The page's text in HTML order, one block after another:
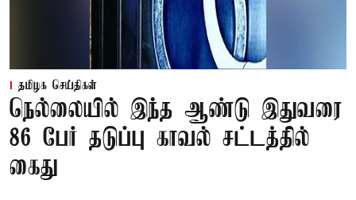
தமிழக செய்திகள்
நெல்லையில் இந்த ஆண்டு இதுவரை
86 பேர் தடுப்பு காவல் சட்டத்தில்
கைது